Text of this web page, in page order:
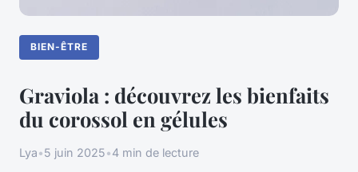
BIEN-ÊTRE
Graviola : découvrez les bienfaits
du corossol en gélules
Lya•5 juin 2025•4 min de lecture